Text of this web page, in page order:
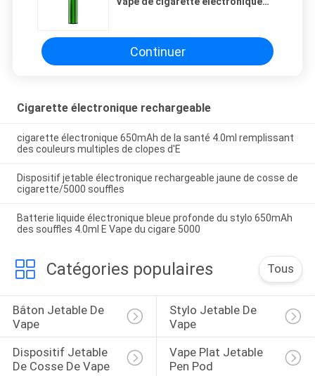
Continuer
Cigarette électronique rechargeable
cigarette électronique 650mAh de la santé 4.0ml remplissant
des couleurs multiples de clopes d'E
Dispositif jetable électronique rechargeable jaune de cosse de
cigarette/5000 souffles
Batterie liquide électronique bleue profonde du stylo 650mAh
des souffles 4.0ml E Vape du cigare 5000
Catégories populaires Tous
Bâton Jetable De
Vape
Stylo Jetable De
Vape
Dispositif Jetable
De Cosse De Vape
Vape Plat Jetable
Pen Pod